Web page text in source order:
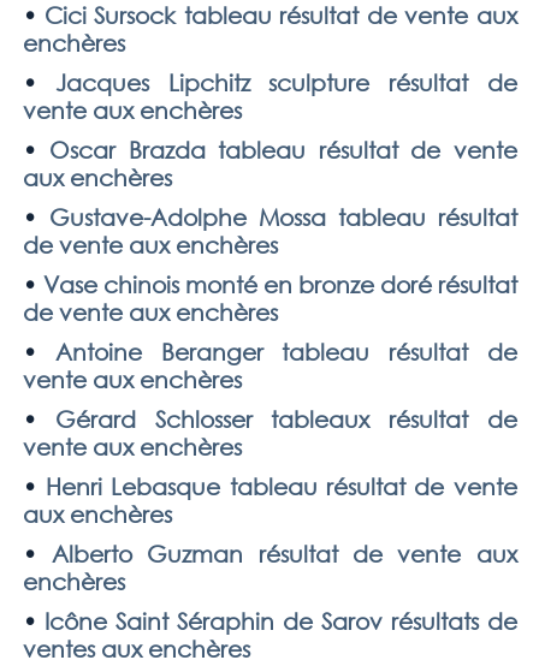
• Cici Sursock tableau résultat de vente aux
enchères
•Jacques Lipchitz sculpture résultat de
vente aux enchères
• Oscar Brazda tableau résultat de vente
aux enchères
• Gustave-Adolphe Mossa tableau résultat
de vente aux enchères
• Vase chinois monté en bronze doré résultat
de vente aux enchères
• Antoine Beranger tableau résultat de
vente aux enchères
• Gérard Schlosser tableaux résultat de
vente aux enchères
• Henri Lebasque tableau résultat de vente
aux enchères
• Alberto Guzman résultat de vente aux
enchères
• Icône Saint Séraphin de Sarov résultats de
ventes aux enchères